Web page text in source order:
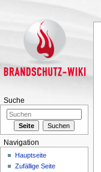
Suche
Navigation
Hauptseite
Zufällige Seite